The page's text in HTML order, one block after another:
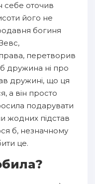
себе оточив
його не
богиня
перетворив
дружина ні про
дружині, що ця
а він просто
подарувати
жодних підстав
б, незначному
це.